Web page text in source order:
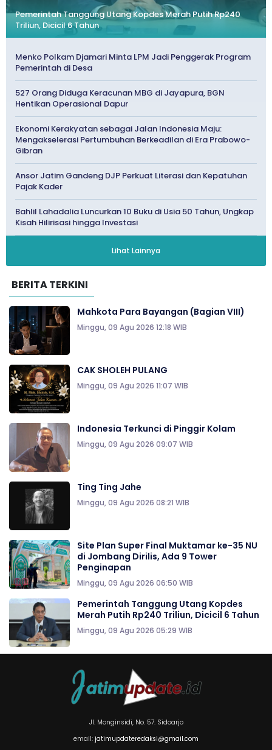
Pemerintah Tanggung Utang Kopdes Merah Putih Rp240
Triliun, Dicicil 6 Tahun
Menko Polkam Djamari Minta LPM Jadi Penggerak Program
Pemerintah di Desa
527 Orang Diduga Keracunan MBG di Jayapura, BGN
Hentikan Operasional Dapur
Ekonomi Kerakyatan sebagai Jalan Indonesia Maju:
Mengakselerasi Pertumbuhan Berkeadilan di Era Prabowo-
Gibran
Ansor Jatim Gandeng DJP Perkuat Literasi dan Kepatuhan
Pajak Kader
Bahlil Lahadalia Luncurkan 10 Buku di Usia 50 Tahun, Ungkap
Kisah Hilirisasi hingga Investasi
Lihat Lainnya
BERITA TERKINI
Mahkota Para Bayangan (Bagian VIII)
Minggu, 09 Agu 2026 12:18 WIB
CAK SHOLEH PULANG
Minggu, 09 Agu 2026 11:07 WIB
Indonesia Terkunci di Pinggir Kolam
Minggu, 09 Agu 2026 09:07 WIB
Ting Ting Jahe
Minggu, 09 Agu 2026 08:21 WIB
Site Plan Super Final Muktamar ke-35 NU
di Jombang Dirilis, Ada 9 Tower
Penginapan
Minggu, 09 Agu 2026 06:50 WIB
Pemerintah Tanggung Utang Kopdes
Merah Putih Rp240 Triliun, Dicicil 6 Tahun
Minggu, 09 Agu 2026 05:29 WIB
Jl. Monginsidi, No. 57. Sidoarjo
email: jatimupdateredaksi@gmail.com